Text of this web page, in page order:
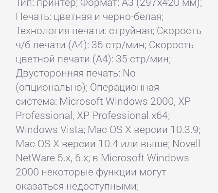
Печать: цветная и черно-белая;
Технология печати: струйная; Скорость
ч/б печати (А4): 35 стр/мин; Скорость
цветной печати (А4): 35 стр/мин;
Двусторонняя печать: No
(опционально); Операционная
система: Microsoft Windows 2000, XP
Professional, XP Professional x64;
Windows Vista; Mac OS X версии 10.3.9;
Mac OS X версии 10.4 или выше; Novell
NetWare 5.x, 6.x; в Microsoft Windows
2000 некоторые функции могут
оказаться недоступными;